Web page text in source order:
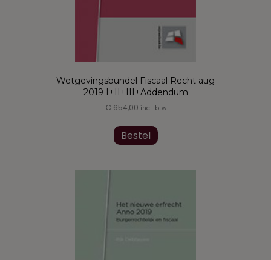
Wetgevingsbundel Fiscaal Recht aug
2019 I+II+III+Addendum
€ 654,00 incl. btw
Bestel product
heeft
variaties.
kan
gekozen